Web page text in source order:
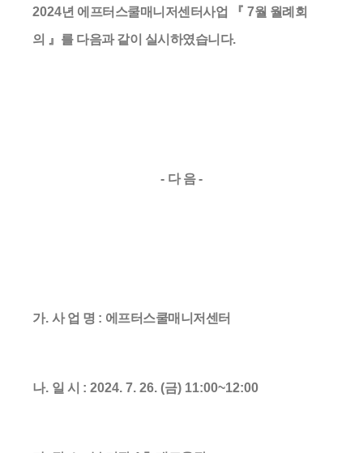
2024년 에프터스쿨매니저센터사업 『 7월 월례회
의
』 를 다음과 같이 실시하였습니다.
- 다 음-
가. 사 업 명 : 에프터스쿨매니저센터
나. 일 시 : 2024. 7. 26. (금) 11:00~12:00